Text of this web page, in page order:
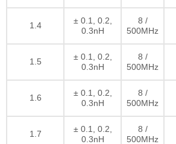
1.4
± 0.1, 0.2,
0.3nH
8 /
500MHz
1.5
± 0.1, 0.2,
0.3nH
8 /
500MHz
1.6
± 0.1, 0.2,
0.3nH
8 /
500MHz
1.7
± 0.1, 0.2,
0.3nH
8 /
500MHz